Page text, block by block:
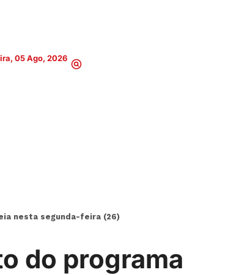
05 Ago, 2026
nesta segunda-feira (26)
do programa